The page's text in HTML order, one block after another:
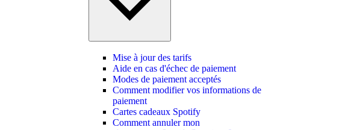
Mise à jour des tarifs
Aide en cas d'échec de paiement
Modes de paiement acceptés
Comment modifier vos informations de
paiement
Cartes cadeaux Spotify
Comment annuler mon